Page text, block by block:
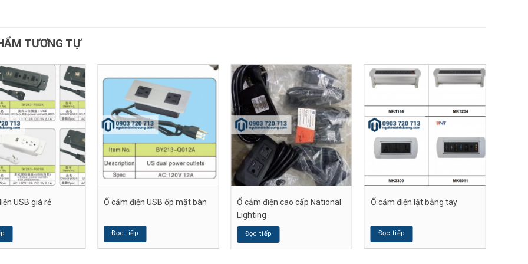
TƯƠNG TỰ
USB giá rẻ Ổ cắm điện USB ốp mặt bàn
Đọc tiếp
Ổ cắm điện cao cấp National
Lighting
Đọc tiếp
Ổ cắm điện lật bằng tay
Đọc tiếp